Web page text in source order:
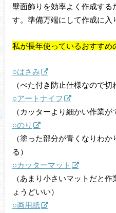
壁面飾りを効率よく作成する
す。準備万端にして作成に入
私が長年使っているおすすめ
○はさみ
（べた付き防止仕様なので切
○アートナイフ
（カッターより細かい作業が
○のり
（塗った部分が青くなりわ
る）
○カッターマット
（あまり小さいマットだと
ょうどいい）
○画用紙